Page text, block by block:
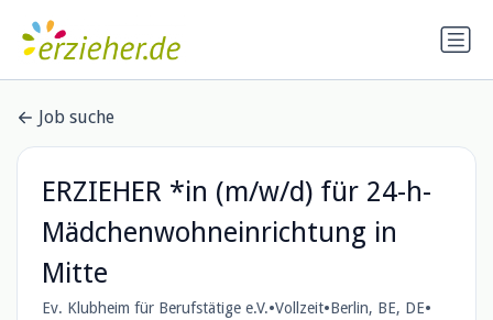
Job suche
ERZIEHER *in (m/w/d) für 24-h-
Mädchenwohneinrichtung in
Mitte
Ev. Klubheim für Berufstätige e.V.•Vollzeit•Berlin, BE, DE•